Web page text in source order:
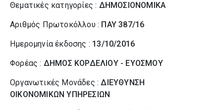
Θεματικές κατηγορίες : ΔΗΜΟΣΙΟΝΟΜΙΚΑ
Αριθμός Πρωτοκόλλου : ΠΑΥ 387/16
Ημερομηνία έκδοσης : 13/10/2016
Φορέας : ΔΗΜΟΣ ΚΟΡΔΕΛΙΟΥ - ΕΥΟΣΜΟΥ
Οργανωτικές Μονάδες :ΔΙΕΥΘΥΝΣΗ
ΟΙΚΟΝΟΜΙΚΩΝ ΥΠΗΡΕΣΙΩΝ